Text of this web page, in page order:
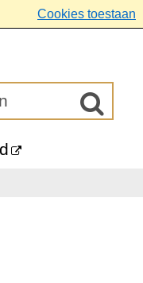
Cookies toestaan